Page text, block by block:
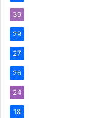
39
29
27
26
24
18